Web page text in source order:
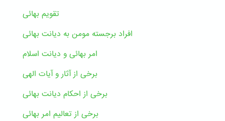
تقویم بهائی
افراد برجسته مومن به دیانت بهائی
امر بهائی و دیانت اسلام
برخی از آثار و آیات الهی
برخی از احکام دیانت بهائی
برخی از تعالیم امر بهائی